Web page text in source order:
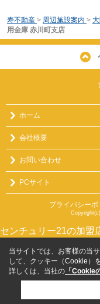
寿不動産 > 周辺施設案内 >
用金庫 赤川町支店
ホーム
会社概要
お問い合わせ
PCサイト
プライバシーポ
センチュリー21の加盟
当サイトでは、お客様の当
して、クッキー（Cookie）
詳しくは、当社の 「Cookie